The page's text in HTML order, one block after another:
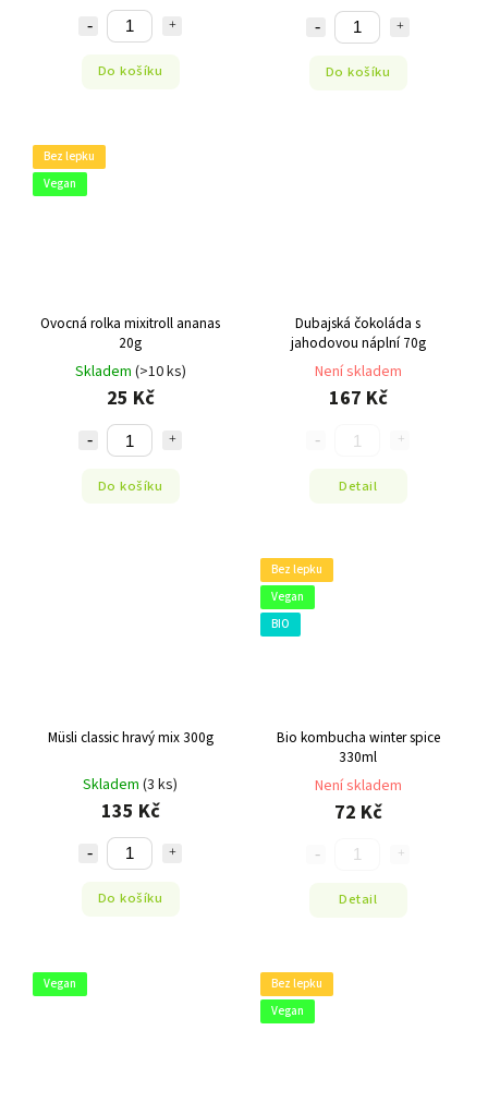
Do košíku Do košíku
Bez lepku
Vegan
Ovocná rolka mixitroll ananas
20g
Skladem (>10 ks)
25 Kč
Do košíku
Dubajská čokoláda s
jahodovou náplní 70g
Není skladem
167 Kč
Detail
Müsli classic hravý mix 300g
Skladem (3 ks)
135 Kč
Do košíku
Bez lepku
Vegan
BIO
Bio kombucha winter spice
330ml
Není skladem
72 Kč
Detail
Vegan
Bez lepku
Vegan